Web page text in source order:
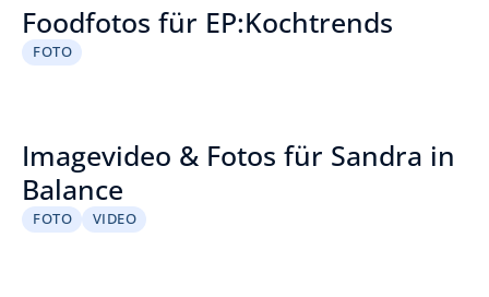
Foodfotos für EP:Kochtrends
FOTO
Imagevideo & Fotos für Sandra in
Balance
FOTO VIDEO